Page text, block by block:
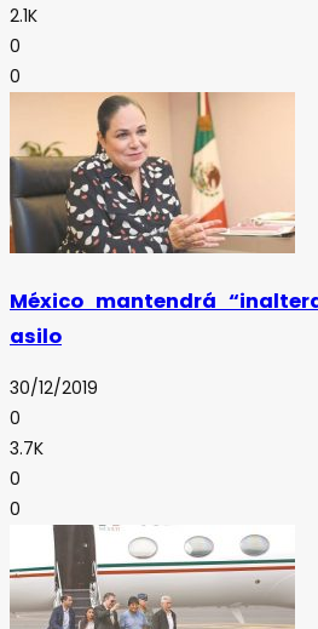
2.1K
0
0
México mantendrá
asilo
30/12/2019
0
3.7K
0
0